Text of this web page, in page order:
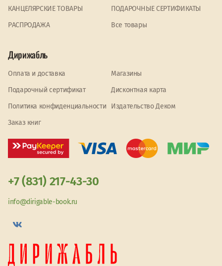
КАНЦЕЛЯРСКИЕ ТОВАРЫ
ПОДАРОЧНЫЕ СЕРТИФИКАТЫ
PАСПРОДАЖА
Все товары
Дирижабль
Оплата и доставка
Магазины
Подарочный сертификат
Дисконтная карта
Политика конфиденциальности
Издательство Деком
Заказ книг
+7 (831) 217-43-30
info@dirigable-book.ru